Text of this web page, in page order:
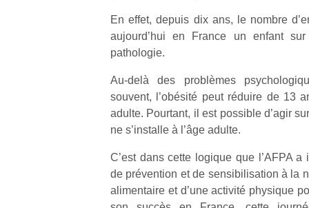
En effet, depuis dix ans, le nombre
aujourd’hui en France un enfant
pathologie.
Au-delà des problèmes
souvent, l’obésité peut réduire de 13
adulte. Pourtant, il est possible d’agir
ne s’installe à l’âge adulte.
C’est dans cette logique que l’AFPA
de prévention et de sensibilisation à la
alimentaire et d’une activité physique
débordent
souvent
occupations
n’est pas
simple.
Conjuguer
activité
physique
ou
et avec le
retour des
l’occasion
rêvée
pour les
enfants
de